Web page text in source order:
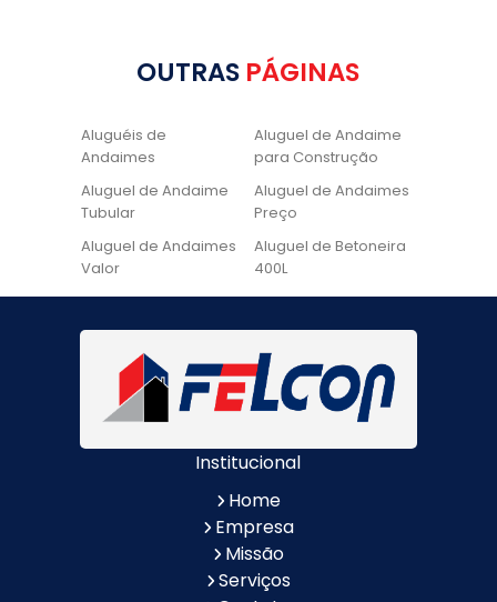
OUTRAS PÁGINAS
Aluguéis de
Andaimes
Aluguel de Andaime
para Construção
Aluguel de Andaime
Tubular
Aluguel de Andaimes
Preço
Aluguel de Andaimes
Valor
Aluguel de Betoneira
400L
Aluguel de Betoneira
Cadeira de Pintura
Locação de Andaime
Preço
Locação de Andaime
Tubular
Locação de Andaime
Locação de
Quanto Custa
Andaimes
Valor do Aluguel de
Andaimes
Institucional
Home
Empresa
Missão
Serviços